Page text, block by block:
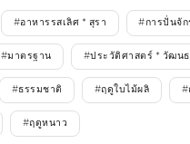
#อาหารรสเลิศ * สุรา #การปั่นจั
#มาตรฐาน #ประวัติศาสตร์ * วัฒน
#ธรรมชาติ #ฤดูใบไม้ผลิ #
#ฤดูหนาว